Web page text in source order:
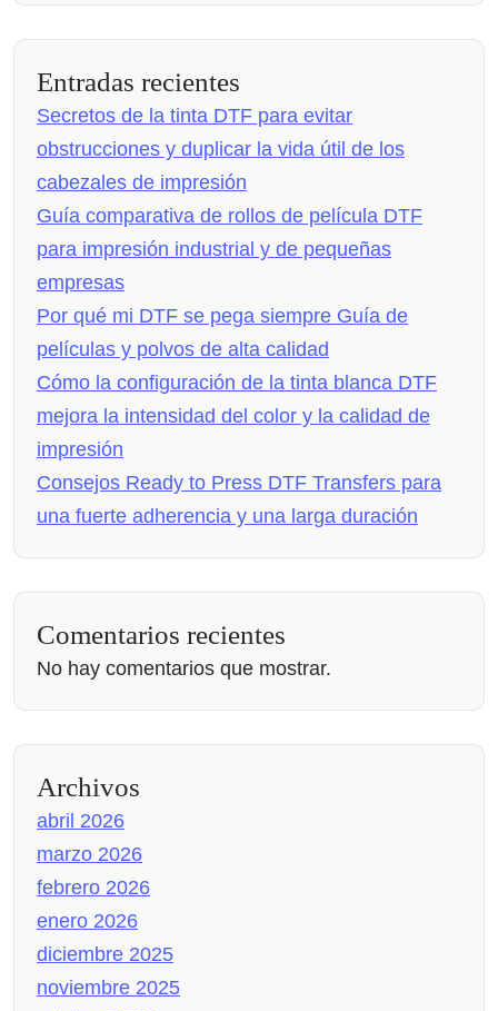
Entradas recientes
Secretos de la tinta DTF para evitar
obstrucciones y duplicar la vida útil de los
cabezales de impresión
Guía comparativa de rollos de película DTF
para impresión industrial y de pequeñas
empresas
Por qué mi DTF se pega siempre Guía de
películas y polvos de alta calidad
Cómo la configuración de la tinta blanca DTF
mejora la intensidad del color y la calidad de
impresión
Consejos Ready to Press DTF Transfers para
una fuerte adherencia y una larga duración
Comentarios recientes
No hay comentarios que mostrar.
Archivos
abril 2026
marzo 2026
febrero 2026
enero 2026
diciembre 2025
noviembre 2025